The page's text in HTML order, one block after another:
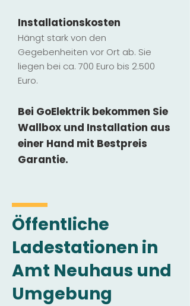
Installationskosten
Hängt stark von den
Gegebenheiten vor Ort ab. Sie
liegen bei ca. 700 Euro bis 2.500
Euro.
Bei GoElektrik bekommen Sie
Wallbox und Installation aus
einer Hand mit Bestpreis
Garantie.
Öffentliche
Ladestationen in
Amt Neuhaus und
Umgebung